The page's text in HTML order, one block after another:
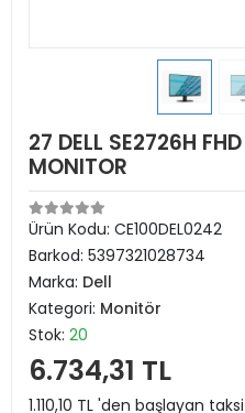
27 DELL SE2726H
MONITOR
Ürün Kodu: CE100DEL0242
Barkod: 5397321028734
Marka: Dell
Kategori: Monitör
Stok: 20
6.734,31 TL
1.110,10 TL 'den başlayan